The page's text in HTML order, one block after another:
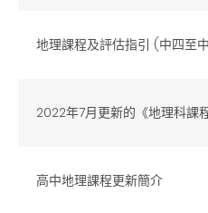
地理課程及評估指引 (中四至
2022年7月更新的《地理科課
高中地理課程更新簡介